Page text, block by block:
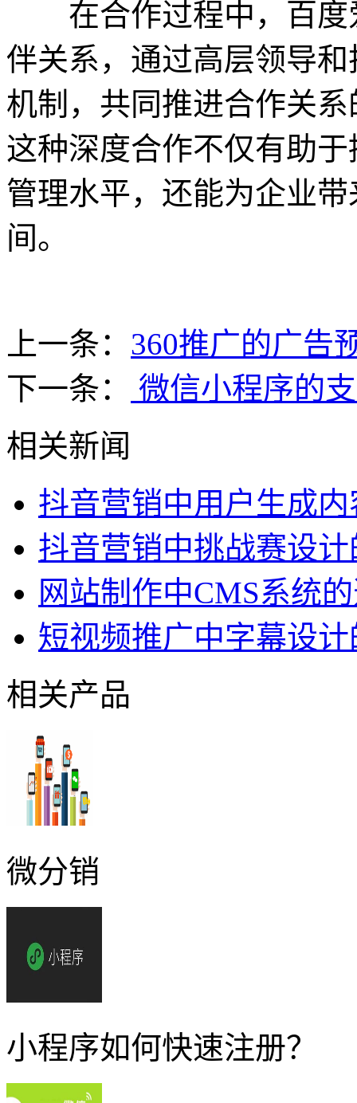
在合作过程中，百度
伴关系，通过高层领导
机制，共同推进合作关
这种深度合作不仅有助
管理水平，还能为企业
间。
上一条： 360推广的广告
下一条：
微信小程序的
相关新闻
抖音营销中用户生成
抖音营销中挑战赛设
网站制作中CMS系统
短视频推广中字幕设
相关产品
微分销
小程序如何快速注册？